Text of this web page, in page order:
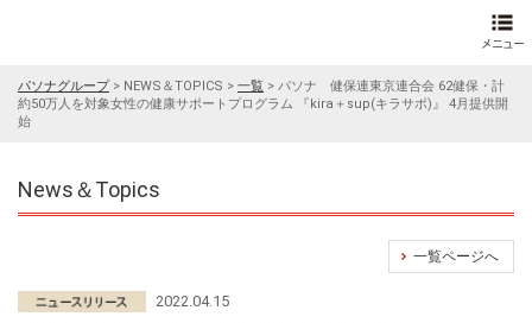
パソナグループ> NEWS＆TOPICS > 一覧 > パソナ 健保連東京連合会 62健保・計
約50万人を対象女性の健康サポートプログラム 『kira＋sup(キラサポ)』 4月提供開
始
News＆Topics
一覧ページへ
2022.04.15